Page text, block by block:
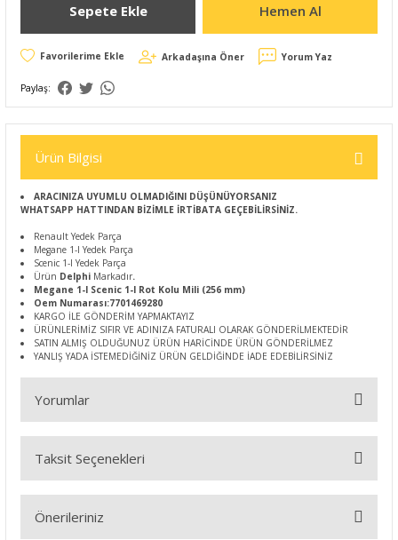
Sepete Ekle Hemen Al
Arkadaşına Öner Yorum Yaz
Paylaş:
Ürün Bilgisi
ARACINIZA UYUMLU OLMADIĞINI DÜŞÜNÜYORSANIZ
WHATSAPP HATTINDAN BİZİMLE İRTİBATA GEÇEBİLİRSİNİZ.
Renault Yedek Parça
Megane 1-I Yedek Parça
Scenic 1-I Yedek Parça
Ürün Delphi Markadır.
Megane 1-I Scenic 1-I Rot Kolu Mili (256 mm)
Oem Numarası:7701469280
KARGO İLE GÖNDERİM YAPMAKTAYIZ
ÜRÜNLERİMİZ SIFIR VE ADINIZA FATURALI OLARAK GÖNDERİLMEKTEDİR
SATIN ALMIŞ OLDUĞUNUZ ÜRÜN HARİCİNDE ÜRÜN GÖNDERİLMEZ
YANLIŞ YADA İSTEMEDİĞİNİZ ÜRÜN GELDİĞİNDE İADE EDEBİLİRSİNİZ
Yorumlar
Bu ürüne ilk yorumu siz yapın!
Taksit Seçenekleri
Önerileriniz